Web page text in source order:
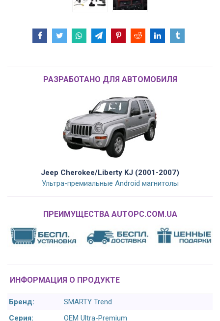
РАЗРАБОТАНО ДЛЯ АВТОМОБИЛЯ
Jeep Cherokee/Liberty KJ (2001-2007)
Ультра-премиальные Android магнитолы
ПРЕИМУЩЕСТВА AUTOPC.COM.UA
ИНФОРМАЦИЯ О ПРОДУКТЕ
Бренд:
SMARTY Trend
Серия:
OEM Ultra-Premium